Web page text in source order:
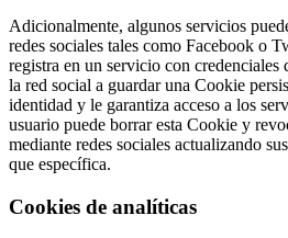
Adicionalmente, algunos servicios
redes sociales tales como Facebook o
registra en un servicio con credenciales
la red social a guardar una Cookie
identidad y le garantiza acceso a los
usuario puede borrar esta Cookie y
mediante redes sociales actualizando
que específica.
Cookies de analíticas